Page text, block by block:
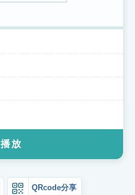
播放
QRcode分享